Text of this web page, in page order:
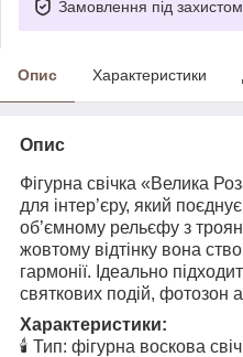
Замовлення під захистом
Опис Характеристики
Опис
Фігурна свічка «Велика
для інтер’єру, який
об’ємному рельєфу з
жовтому відтінку вона
гармонії. Ідеально
святкових подій, фотозон
Характеристики:
🕯 Тип: фігурна воскова